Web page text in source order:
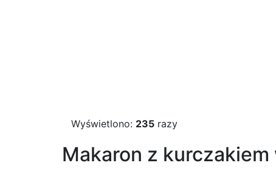
Wyświetlono: 235 razy
Makaron z